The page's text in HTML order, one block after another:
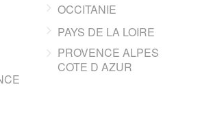
OCCITANIE
PAYS DE LA LOIRE
PROVENCE ALPES
COTE D AZUR